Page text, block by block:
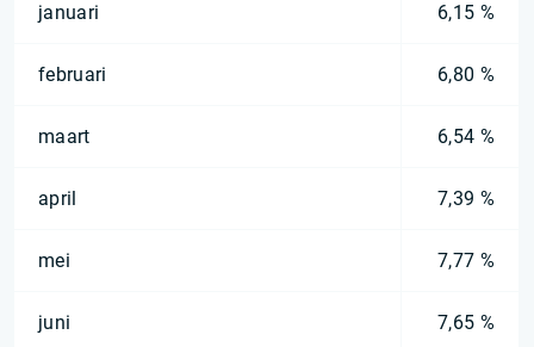
januari 6,15 %
februari 6,80 %
maart 6,54 %
april 7,39 %
mei 7,77 %
juni 7,65 %